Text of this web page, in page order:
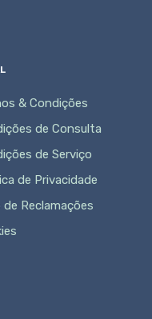
& Condições
de Consulta
de Serviço
de Privacidade
de Reclamações